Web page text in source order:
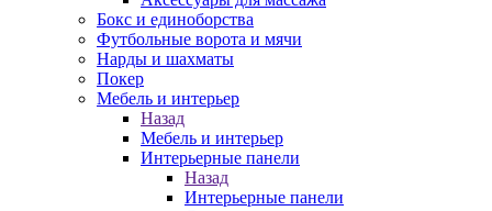
Бокс и единоборства
Футбольные ворота и мячи
Нарды и шахматы
Покер
Мебель и интерьер
Назад
Мебель и интерьер
Интерьерные панели
Назад
Интерьерные панели